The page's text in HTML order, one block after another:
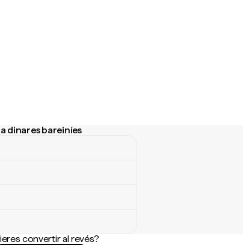
dinares bareiníes
bareiníes
convertir al revés?